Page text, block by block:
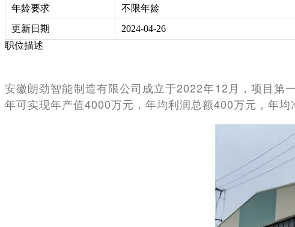
年龄要求
不限年龄
更新日期
2024-04-26
职位描述
安徽朗劲智能制造有限公司成立于2022年12月，项目第
年可实现年产值4000万元，年均利润总额400万元，年均